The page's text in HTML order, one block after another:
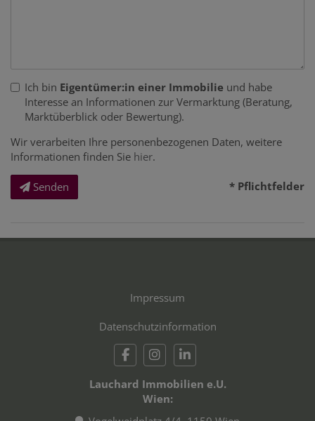
Ich bin Eigentümer:in einer Immobilie und habe
Interesse an Informationen zur Vermarktung (Beratung,
Marktüberblick oder Bewertung).
Wir verarbeiten Ihre personenbezogenen Daten, weitere
Informationen finden Sie hier.
Senden * Pflichtfelder
Impressum
Datenschutzinformation
Lauchard Immobilien e.U.
Wien: